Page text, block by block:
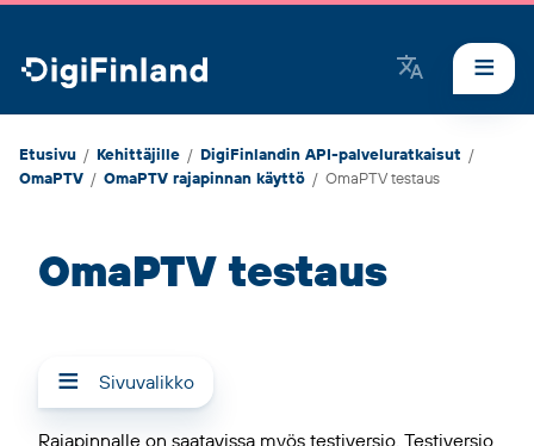
DigiFinland
Etusivu / Kehittäjille / DigiFinlandin API-palveluratkaisut /
OmaPTV / OmaPTV rajapinnan käyttö / OmaPTV testaus
OmaPTV testaus
Sivuvalikko
Rajapinnalle on saatavissa myös testiversio. Testiversio